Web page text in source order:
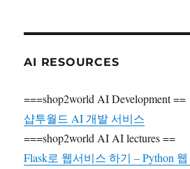
AI RESOURCES
===shop2world AI Development ==
샵투월드 AI 개발 서비스
===shop2world AI AI lectures ==
Flask로 웹서비스 하기 – Python